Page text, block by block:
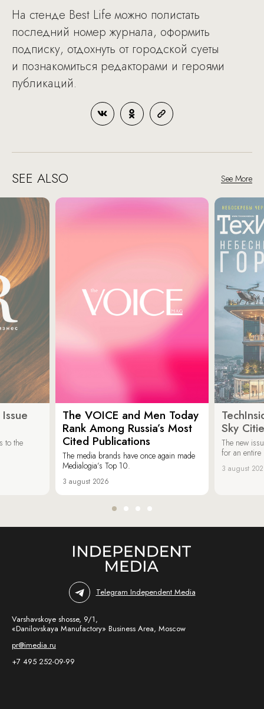
На стенде Best Life можно полистать
последний номер журнала, оформить
подписку, отдохнуть от городской суеты
и познакомиться редакторами и героями
публикаций.
SEE ALSO See More
to the
The VOICE and Men Today
Rank Among Russia’s Most
Cited Publications
The media brands have once again made
Medialogia’s Top 10.
3 august 2026
Sky
The new
for an entire
3 august
Telegram Independent Media
Varshavskoye shosse, 9/1,
«Danilovskaya Manufactory» Business Area, Moscow
pr@imedia.ru
+7 495 252-09-99